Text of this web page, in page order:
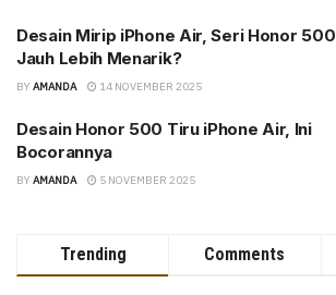
Desain Mirip iPhone Air, Seri Honor 500
Jauh Lebih Menarik?
BY AMANDA 14 NOVEMBER 2025
Desain Honor 500 Tiru iPhone Air, Ini
Bocorannya
BY AMANDA 5 NOVEMBER 2025
Trending Comments